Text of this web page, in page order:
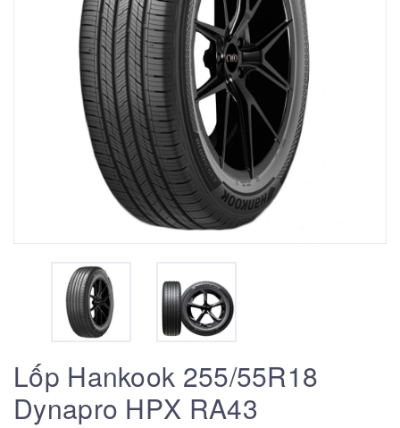
Lốp Hankook 255/55R18
Dynapro HPX RA43